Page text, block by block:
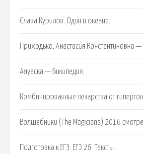
Cлава Курилов. Один в океане.
Приходько, Анастасия Константиновна —
Аяуаска — Википедия.
Комбинированные лекарства от
Волшебники (The Magicians) 2016
Подготовка к ЕГЭ: ЕГЭ 26. Тексты.